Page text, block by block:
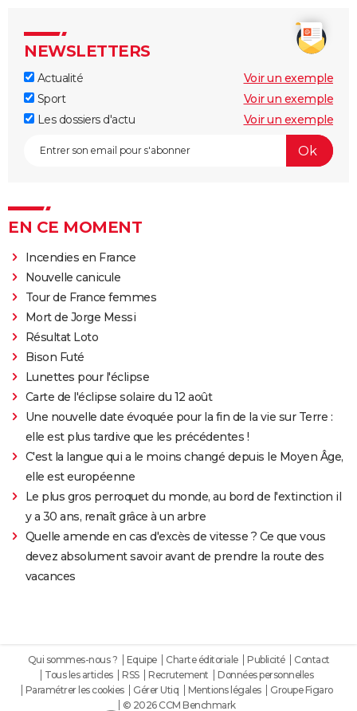
NEWSLETTERS
Actualité
Voir un exemple
Sport
Voir un exemple
Les dossiers d'actu
Voir un exemple
EN CE MOMENT
Incendies en France
Nouvelle canicule
Tour de France femmes
Mort de Jorge Messi
Résultat Loto
Bison Futé
Lunettes pour l'éclipse
Carte de l'éclipse solaire du 12 août
Une nouvelle date évoquée pour la fin de la vie sur Terre :
elle est plus tardive que les précédentes !
C'est la langue qui a le moins changé depuis le Moyen Âge,
elle est européenne
Le plus gros perroquet du monde, au bord de l'extinction il
y a 30 ans, renaît grâce à un arbre
Quelle amende en cas d'excès de vitesse ? Ce que vous
devez absolument savoir avant de prendre la route des
vacances
Qui sommes-nous ? Equipe Charte éditoriale Publicité
Contact
Tous les articles
RSS Recrutement
Données personnelles
Paramétrer les cookies
Gérer Utiq Mentions légales
Groupe Figaro
© 2026 CCM Benchmark